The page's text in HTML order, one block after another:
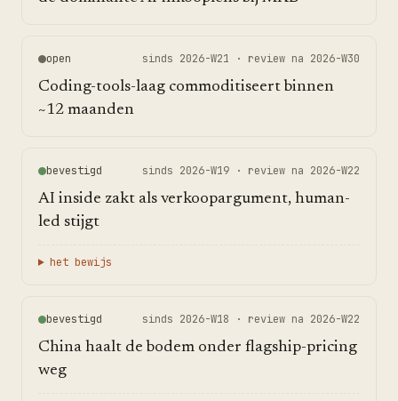
open sinds 2026-W21 · review na 2026-W30
Coding-tools-laag commoditiseert binnen
~12 maanden
bevestigd sinds 2026-W19 · review na 2026-W22
AI inside zakt als verkoopargument, human-
led stijgt
het bewijs
bevestigd sinds 2026-W18 · review na 2026-W22
China haalt de bodem onder flagship-pricing
weg